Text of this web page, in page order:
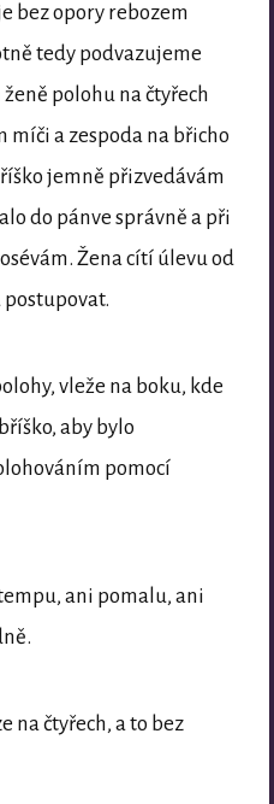
bez opory rebozem
tedy podvazujeme
polohu na čtyřech
míči a zespoda na břicho
jemně přizvedávám
do pánve správně a při
Žena cítí úlevu od
postupovat.
vleže na boku, kde
aby bylo
pomocí
ani pomalu, ani
na čtyřech, a to bez